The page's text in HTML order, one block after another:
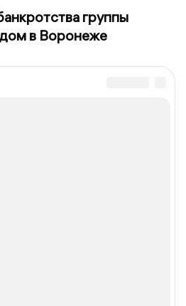
группы
в Воронеже